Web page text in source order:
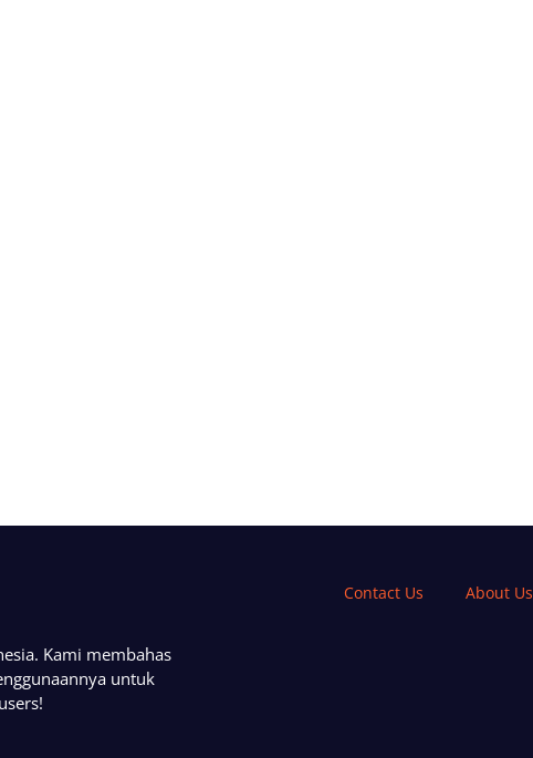
Kami membahas
untuk
Contact Us About Us